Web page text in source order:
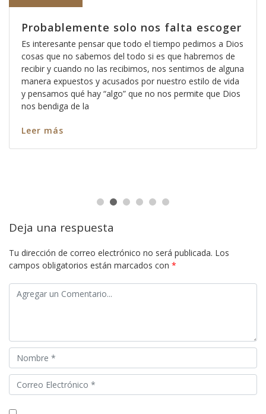
Probablemente solo nos falta escoger
Es interesante pensar que todo el tiempo pedimos a Dios
cosas que no sabemos del todo si es que habremos de
recibir y cuando no las recibimos, nos sentimos de alguna
manera expuestos y acusados por nuestro estilo de vida
y pensamos qué hay “algo” que no nos permite que Dios
nos bendiga de la
Leer más
Deja una respuesta
Tu dirección de correo electrónico no será publicada. Los
campos obligatorios están marcados con *